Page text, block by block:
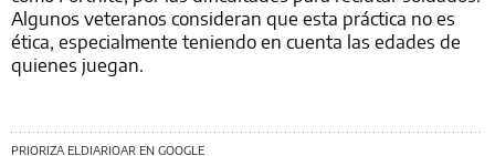
Algunos veteranos consideran que esta práctica no es
ética, especialmente teniendo en cuenta las edades de
quienes juegan.
PRIORIZA ELDIARIOAR EN GOOGLE